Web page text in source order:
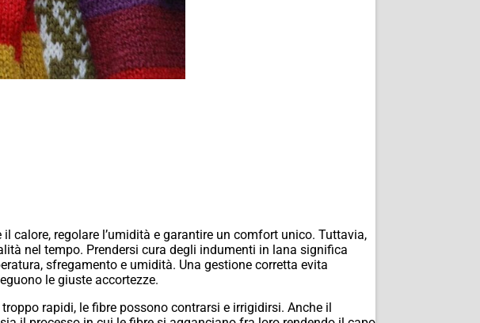
calore, regolare l’umidità e garantire un comfort unico. Tuttavia,
nel tempo. Prendersi cura degli indumenti in lana significa
sfregamento e umidità. Una gestione corretta evita
le giuste accortezze.
rapidi, le fibre possono contrarsi e irrigidirsi. Anche il